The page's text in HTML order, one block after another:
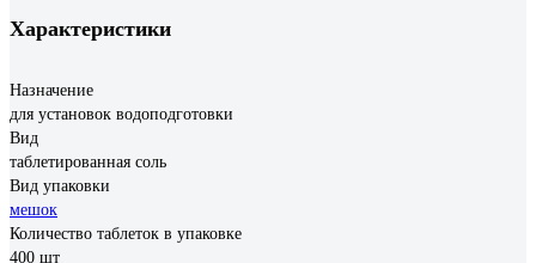
Характеристики
Назначение
для установок водоподготовки
Вид
таблетированная соль
Вид упаковки
мешок
Количество таблеток в упаковке
400 шт